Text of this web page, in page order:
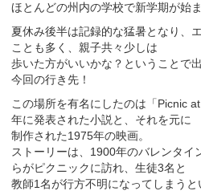
ほとんどの州内の学校で新学期が始
夏休み後半は記録的な猛暑となり、
ことも多く、親子共々少しは
歩いた方がいいかな？ということで
今回の行き先！
この場所を有名にしたのは「Picnic
年に発表された小説と、それを元に
制作された1975年の映画。
ストーリーは、1900年のバレンタイ
らがピクニックに訪れ、生徒3名と
教師1名が行方不明になってしまうと